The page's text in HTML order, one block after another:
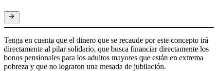
Tenga en cuenta que el dinero que se recaude por este concepto irá
directamente al pilar solidario, que busca financiar directamente los
bonos pensionales para los adultos mayores que están en extrema
pobreza y que no lograron una mesada de jubilación.